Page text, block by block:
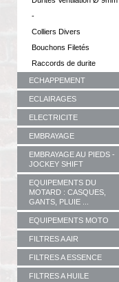
-
Colliers Divers
Bouchons Filetés
Raccords de durite
ECHAPPEMENT
ECLAIRAGES
ELECTRICITE
EMBRAYAGE
EMBRAYAGE AU PIEDS -
JOCKEY SHIFT
EQUIPEMENTS DU
MOTARD : CASQUES,
GANTS, PLUIE ...
EQUIPEMENTS MOTO
FILTRES A AIR
FILTRES A ESSENCE
FILTRES A HUILE